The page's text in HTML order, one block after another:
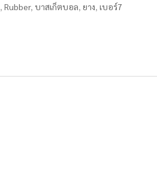
, Rubber, บาสเก็ตบอล, ยาง, เบอร์7